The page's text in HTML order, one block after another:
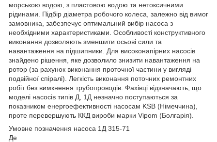
морською водою, з пластовою водою та нетоксичними
рідинами. Підбір діаметра робочого колеса, залежно від вимог
замовника, забезпечує оптимальний вибір насоса з
необхідними характеристиками. Особливості конструктивного
виконання дозволяють зменшити осьові сили та
навантаження на підшипники. Для високонапірних насосів
знайдено рішення, яке дозволило знизити навантаження на
ротор (за рахунок виконання проточної частини у вигляді
подвійної спіралі). Легкість виконання поточних ремонтних
робіт без вимкнення трубопроводів. Фахівці відзначають, що
моделі насосів типів Д, 1Д незначно поступаються за
показником енергоефективності насосам KSB (Німеччина),
проте перевершують ККД вироби марки Vipom (Болгарія).
Умовне позначення насоса 1Д 315-71
Де